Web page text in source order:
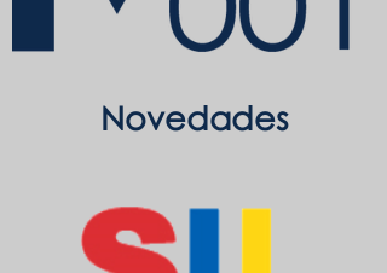
Novedades